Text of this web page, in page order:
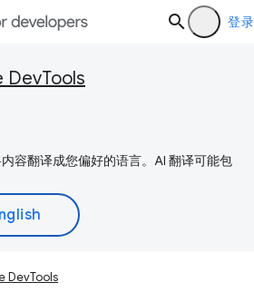
登录
DevTools
容翻译成您偏好的语言。AI 翻译可能包
DevTools